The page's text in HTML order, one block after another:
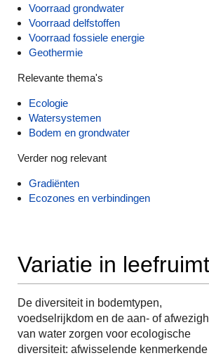
Voorraad grondwater
Voorraad delfstoffen
Voorraad fossiele energie
Geothermie
Relevante thema's
Ecologie
Watersystemen
Bodem en grondwater
Verder nog relevant
Gradiënten
Ecozones en verbindingen
Variatie in
De diversiteit in bodemtypen,
voedselrijkdom en de aan- of
van water zorgen voor ecologische
diversiteit: afwisselende kenmerkende